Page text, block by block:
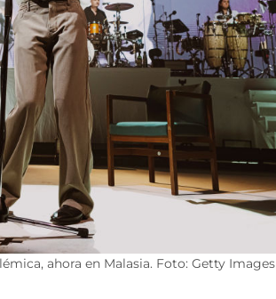
ahora en Malasia. Foto: Getty Images